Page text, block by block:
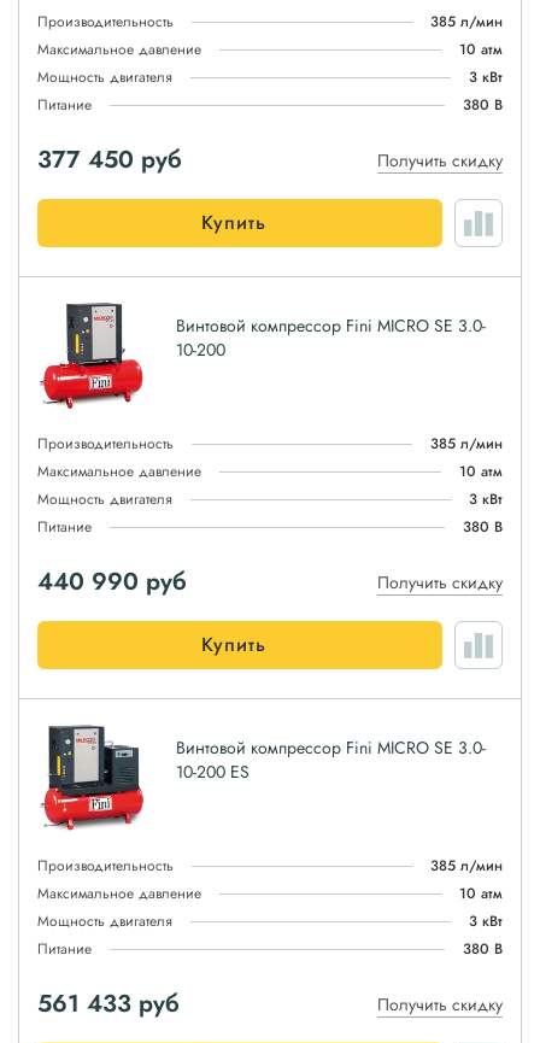
Производительность
385 л/мин
Максимальное давление
10 атм
Мощность двигателя
3 кВт
Питание
380 В
377 450 руб Получить скидку
Купить
Винтовой компрессор Fini MICRO SE 3.0-
10-200
Производительность
385 л/мин
Максимальное давление
10 атм
Мощность двигателя
3 кВт
Питание
380 В
440 990 руб Получить скидку
Купить
Винтовой компрессор Fini MICRO SE 3.0-
10-200 ES
Производительность
385 л/мин
Максимальное давление
10 атм
Мощность двигателя
3 кВт
Питание
380 В
561 433 руб Получить скидку